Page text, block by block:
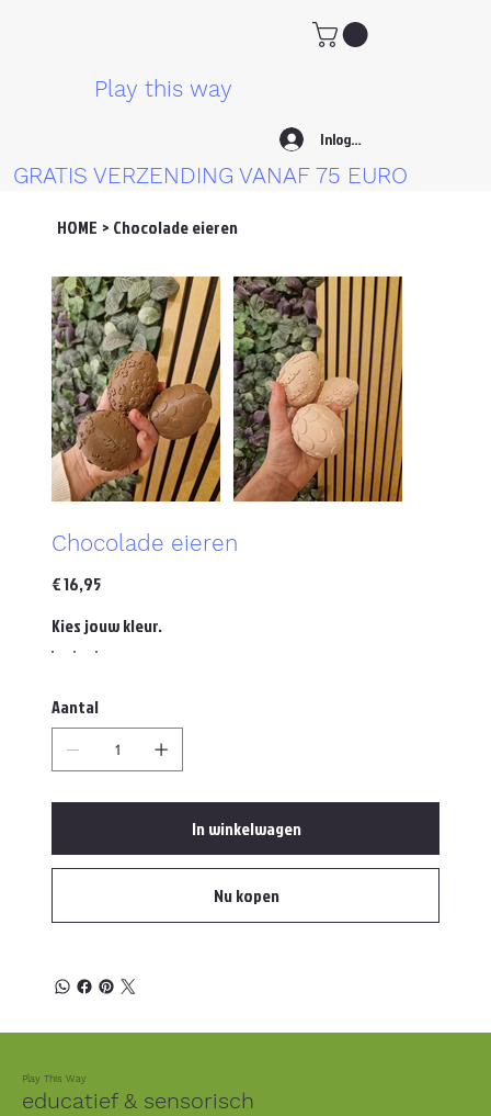
Play this way
Inloggen
GRATIS VERZENDING VANAF 75 EURO
HOME > Chocolade eieren
Chocolade eieren
Prijs
€ 16,95
Kies jouw kleur.
Aantal
In winkelwagen
Nu kopen
Play This Way
educatief & sensorisch